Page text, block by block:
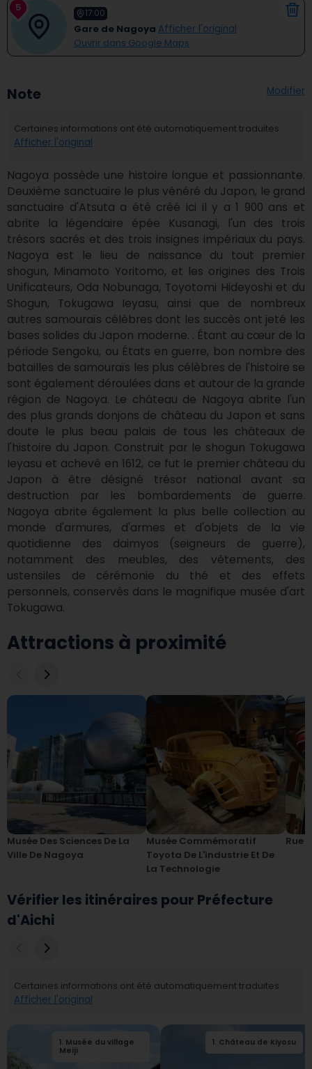
5 17:00
Gare de Nagoya Afficher l'original
Ouvrir dans Google Maps
Note Modifier
Certaines informations ont été automatiquement traduites.
Afficher l'original
Nagoya possède une histoire longue et passionnante.
Deuxième sanctuaire le plus vénéré du Japon, le grand
sanctuaire d'Atsuta a été créé ici il y a 1 900 ans et
abrite la légendaire épée Kusanagi, l'un des trois
trésors sacrés et des trois insignes impériaux du pays.
Nagoya est le lieu de naissance du tout premier
shogun, Minamoto Yoritomo, et les origines des Trois
Unificateurs, Oda Nobunaga, Toyotomi Hideyoshi et du
Shogun, Tokugawa Ieyasu, ainsi que de nombreux
autres samouraïs célèbres dont les succès ont jeté les
bases solides du Japon moderne. . Étant au cœur de la
période Sengoku, ou États en guerre, bon nombre des
batailles de samouraïs les plus célèbres de l'histoire se
sont également déroulées dans et autour de la grande
région de Nagoya. Le château de Nagoya abrite l'un
des plus grands donjons de château du Japon et sans
doute le plus beau palais de tous les châteaux de
l'histoire du Japon. Construit par le shogun Tokugawa
Ieyasu et achevé en 1612, ce fut le premier château du
Japon à être désigné trésor national avant sa
destruction par les bombardements de guerre.
Nagoya abrite également la plus belle collection au
monde d'armures, d'armes et d'objets de la vie
quotidienne des daimyos (seigneurs de guerre),
notamment des meubles, des vêtements, des
ustensiles de cérémonie du thé et des effets
personnels, conservés dans le magnifique musée d'art
Tokugawa.
Attractions à proximité
Musée Des Sciences De La
Ville De Nagoya
Musée Commémoratif
Toyota De L'industrie Et De
La Technologie
Rue
Vérifier les itinéraires pour Préfecture
d'Aichi
Certaines informations ont été automatiquement traduites.
Afficher l'original
1. Musée du village
Meiji
1. Château de Kiyosu